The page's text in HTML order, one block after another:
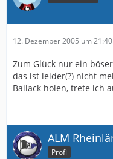
12. Dezember 2005 um 21:40
Zum Glück nur ein
das ist leider(?) nicht
Ballack holen, trete ich
ALM
Profi